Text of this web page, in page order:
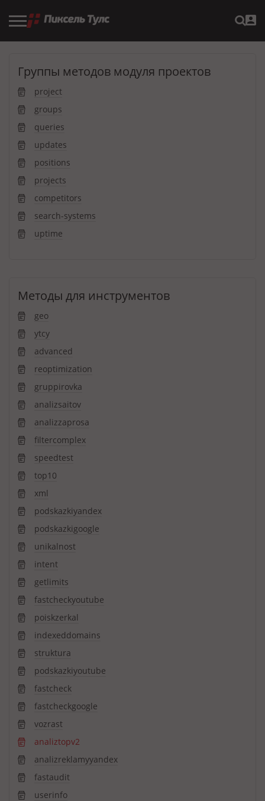
Группы методов модуля проектов
project
groups
queries
updates
positions
projects
competitors
search-systems
uptime
Методы для инструментов
geo
ytcy
advanced
reoptimization
gruppirovka
analizsaitov
analizzaprosa
filtercomplex
speedtest
top10
xml
podskazkiyandex
podskazkigoogle
unikalnost
intent
getlimits
fastcheckyoutube
poiskzerkal
indexeddomains
struktura
podskazkiyoutube
fastcheck
fastcheckgoogle
vozrast
analiztopv2
analizreklamyyandex
fastaudit
userinfo